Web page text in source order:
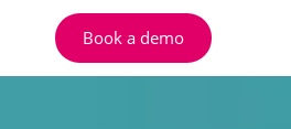
Book a demo